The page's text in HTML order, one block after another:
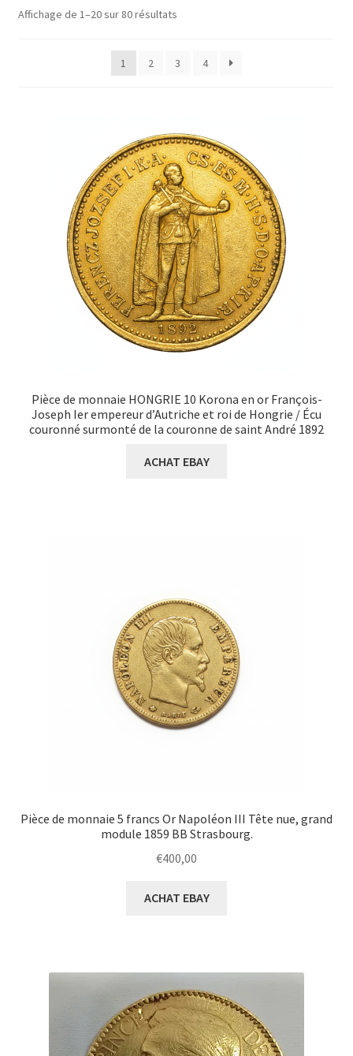
Affichage de 1–20 sur 80 résultats
1 2 3 4
Pièce de monnaie HONGRIE 10 Korona en or François-
Joseph Ier empereur d’Autriche et roi de Hongrie / Écu
couronné surmonté de la couronne de saint André 1892
ACHAT EBAY
Pièce de monnaie 5 francs Or Napoléon III Tête nue, grand
module 1859 BB Strasbourg.
€400,00
ACHAT EBAY